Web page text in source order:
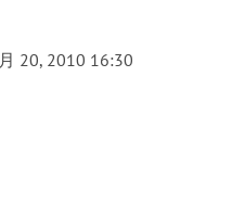
20, 2010 16:30